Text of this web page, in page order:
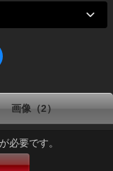
画像（2）
必要です。